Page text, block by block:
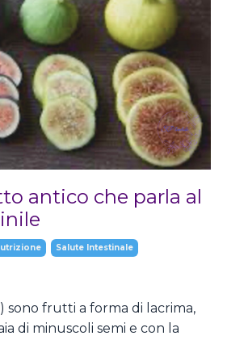
antico che parla al
Salute Intestinale
) sono frutti a forma di lacrima,
di minuscoli semi e con la